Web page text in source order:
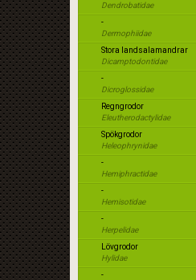
Dendrobatidae
-
Dermophiidae
Stora landsalamandrar
Dicamptodontidae
-
Dicroglossidae
Regngrodor
Eleutherodactylidae
Spökgrodor
Heleophrynidae
-
Hemiphractidae
-
Hemisotidae
-
Herpelidae
Lövgrodor
Hylidae
-